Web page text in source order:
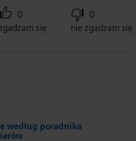
0
się
0
nie zgadzam się
według poradnika